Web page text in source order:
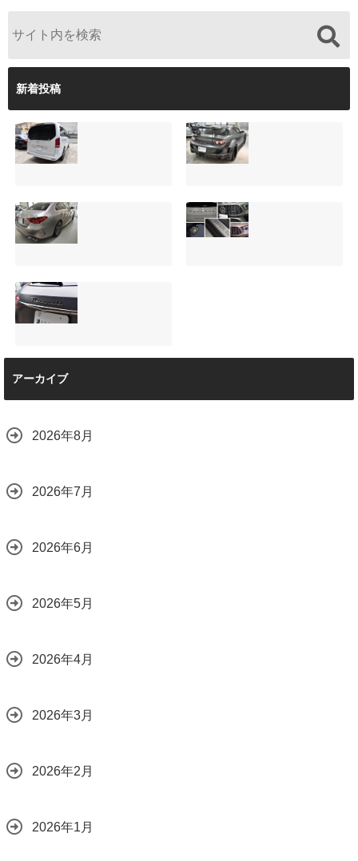
新着投稿
サンルーフ付きベ
ンツVクラス
（V220d）にフリ
店で断られた悩み
をプロの技術で解
決
2026.08.04
マツダRX-8（マッ
トグレー）の板金
修理と専用コーテ
【施工事例】メル
セデス・ベンツ
C220d｜3層セラ
ート」と弱点克服
のプロテクション
京都世田谷区）
マセラティ グレカ
ーレ トロフェオ
2026.07.22
アーカイブ
2026年8月
2026年7月
2026年6月
2026年5月
2026年4月
2026年3月
2026年2月
2026年1月